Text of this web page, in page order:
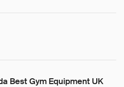
Best Gym Equipment UK